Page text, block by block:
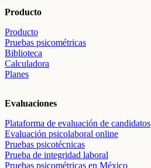
Producto
Producto
Pruebas psicométricas
Biblioteca
Calculadora
Planes
Evaluaciones
Plataforma de evaluación de candidatos
Evaluación psicolaboral online
Pruebas psicotécnicas
Prueba de integridad laboral
Pruebas psicométricas en México